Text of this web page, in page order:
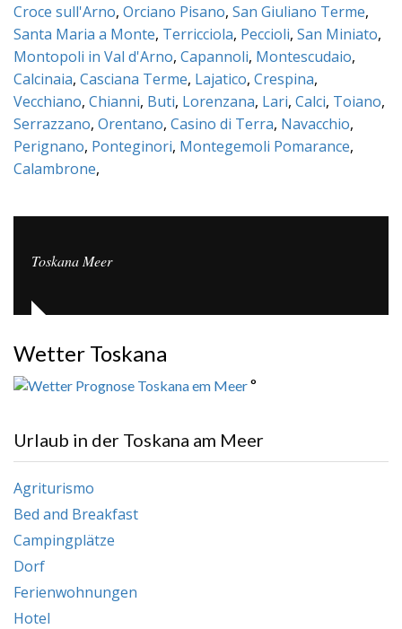
Croce sull'Arno, Orciano Pisano, San Giuliano Terme,
Santa Maria a Monte, Terricciola, Peccioli, San Miniato,
Montopoli in Val d'Arno, Capannoli, Montescudaio,
Calcinaia, Casciana Terme, Lajatico, Crespina,
Vecchiano, Chianni, Buti, Lorenzana, Lari, Calci, Toiano,
Serrazzano, Orentano, Casino di Terra, Navacchio,
Perignano, Ponteginori, Montegemoli Pomarance,
Calambrone,
Toskana Meer
Wetter Toskana
°
Urlaub in der Toskana am Meer
Agriturismo
Bed and Breakfast
Campingplätze
Dorf
Ferienwohnungen
Hotel